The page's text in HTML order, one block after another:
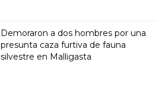
Demoraron a dos hombres por una
presunta caza furtiva de fauna
silvestre en Malligasta